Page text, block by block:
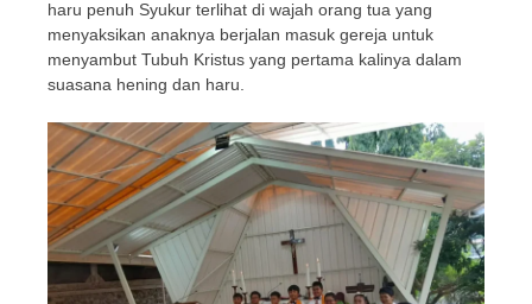
haru penuh Syukur terlihat di wajah orang tua yang
menyaksikan anaknya berjalan masuk gereja untuk
menyambut Tubuh Kristus yang pertama kalinya dalam
suasana hening dan haru.